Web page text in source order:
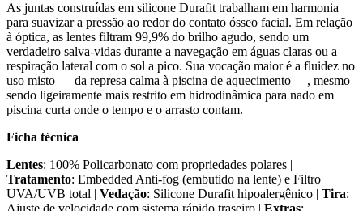
As juntas construídas em silicone Durafit trabalham em harmonia
para suavizar a pressão ao redor do contato ósseo facial. Em relação
à óptica, as lentes filtram 99,9% do brilho agudo, sendo um
verdadeiro salva-vidas durante a navegação em águas claras ou a
respiração lateral com o sol a pico. Sua vocação maior é a fluidez no
uso misto — da represa calma à piscina de aquecimento —, mesmo
sendo ligeiramente mais restrito em hidrodinâmica para nado em
piscina curta onde o tempo e o arrasto contam.
Ficha técnica
Lentes: 100% Policarbonato com propriedades polares |
Tratamento: Embedded Anti-fog (embutido na lente) e Filtro
UVA/UVB total | Vedação: Silicone Durafit hipoalergênico | Tira: